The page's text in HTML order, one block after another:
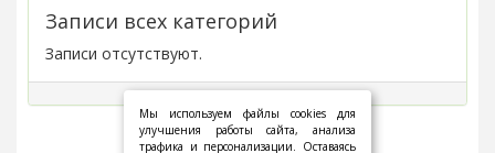
Записи всех категорий
Записи отсутствуют.
Мы используем файлы cookies для
улучшения работы сайта, анализа
трафика и персонализации. Оставаясь